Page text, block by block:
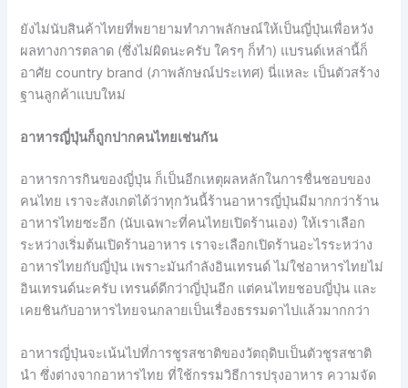
ยังไม่นับสินค้าไทยที่พยายามทำภาพลักษณ์ให้เป็นญี่ปุ่นเพื่อหวัง
ผลทางการตลาด (ซึ่งไม่ผิดนะครับ ใครๆ ก็ทำ) แบรนด์เหล่านี้ก็
อาศัย country brand (ภาพลักษณ์ประเทศ) นี่แหละ เป็นตัวสร้าง
ฐานลูกค้าแบบใหม่
อาหารญี่ปุ่นก็ถูกปากคนไทยเช่นกัน
อาหารการกินของญี่ปุ่น ก็เป็นอีกเหตุผลหลักในการชื่นชอบของ
คนไทย เราจะสังเกตได้ว่าทุกวันนี้ร้านอาหารญี่ปุ่นมีมากกว่าร้าน
อาหารไทยซะอีก (นับเฉพาะที่คนไทยเปิดร้านเอง) ให้เราเลือก
ระหว่างเริ่มต้นเปิดร้านอาหาร เราจะเลือกเปิดร้านอะไรระหว่าง
อาหารไทยกับญี่ปุ่น เพราะมันกำลังอินเทรนด์ ไม่ใช่อาหารไทยไม่
อินเทรนด์นะครับ เทรนด์ดีกว่าญี่ปุ่นอีก แต่คนไทยชอบญี่ปุ่น และ
เคยชินกับอาหารไทยจนกลายเป็นเรื่องธรรมดาไปแล้วมากกว่า
อาหารญี่ปุ่นจะเน้นไปที่การชูรสชาติของวัตถุดิบเป็นตัวชูรสชาติ
นำ ซึ่งต่างจากอาหารไทย ที่ใช้กรรมวิธีการปรุงอาหาร ความจัด